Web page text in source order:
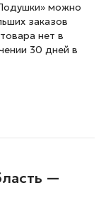
можно
заказов
нет в
30 дней в
—